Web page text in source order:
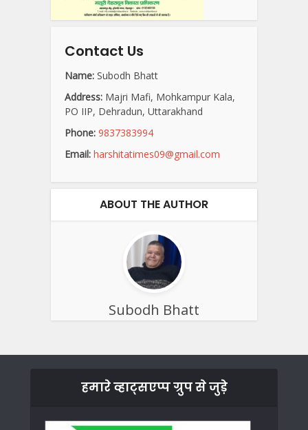
Contact Us
Name: Subodh Bhatt
Address: Majri Mafi, Mohkampur Kala,
PO IIP, Dehradun, Uttarakhand
Phone: 9837383994
Email: harshitatimes09@gmail.com
ABOUT THE AUTHOR
Subodh Bhatt
हमारे व्हाट्सएप्प ग्रुप से जुड़े